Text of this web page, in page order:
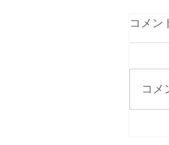
借
コメン
コメ